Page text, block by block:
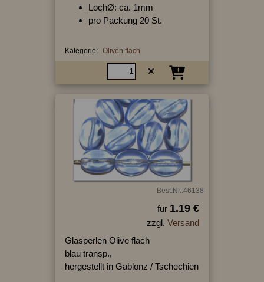
LochØ: ca. 1mm
pro Packung 20 St.
Kategorie: Oliven flach
Best.Nr.:46138
für 1.19 €
zzgl. Versand
Glasperlen Olive flach
blau transp.,
hergestellt in Gablonz / Tschechien